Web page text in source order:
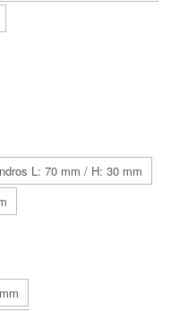
L: 70 mm / H: 30 mm